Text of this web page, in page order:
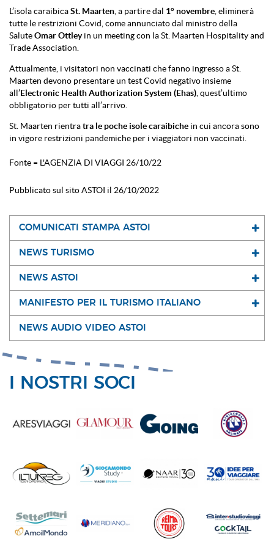
L’isola caraibicaSt. Maarten , a partire dal 1° novembre , eliminerà
tutte le restrizioni Covid, come annunciato dal ministro della
SaluteOmar Ottleyin un meeting con la St. Maarten Hospitality and
Trade Association.
Attualmente, i visitatori non vaccinati che fanno ingresso a St.
Maarten devono presentare un test Covid negativo insieme
all’Electronic Health Authorization System (Ehas) , quest’ultimo
obbligatorio per tutti all’arrivo.
St. Maarten rientratra le poche isole caraibiche in cui ancora sono
in vigore restrizioni pandemiche per i viaggiatori non vaccinati.
Fonte = L'AGENZIA DI VIAGGI 26/10/22
Pubblicato sul sito ASTOI il 26/10/2022
COMUNICATI STAMPA ASTOI
NEWS TURISMO
NEWS ASTOI
MANIFESTO PER IL TURISMO ITALIANO
NEWS AUDIO VIDEO ASTOI
I NOSTRI SOCI